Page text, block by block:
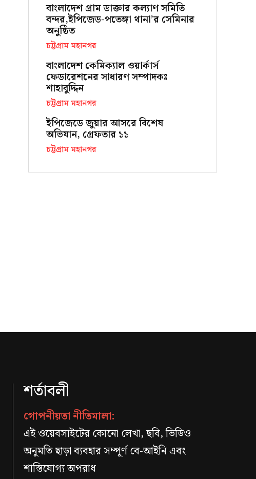
বাংলাদেশ গ্রাম ডাক্তার কল্যাণ সমিতি
বন্দর,ইপিজেড-পতেঙ্গা থানা’র সেমিনার
অনুষ্ঠিত
চট্টগ্রাম মহানগর
বাংলাদেশ কেমিক্যাল ওয়ার্কার্স
ফেডারেশনের সাধারণ সম্পাদকঃ
শাহাবুদ্দিন
চট্টগ্রাম মহানগর
ইপিজেডে জুয়ার আসরে বিশেষ
অভিযান, গ্রেফতার ১১
চট্টগ্রাম মহানগর
শর্তাবলী
গোপনীয়তা নীতিমালা:
এই ওয়েবসাইটের কোনো লেখা, ছবি, ভিডিও
অনুমতি ছাড়া ব্যবহার সম্পূর্ণ বে-আইনি এবং
শাস্তিযোগ্য অপরাধ